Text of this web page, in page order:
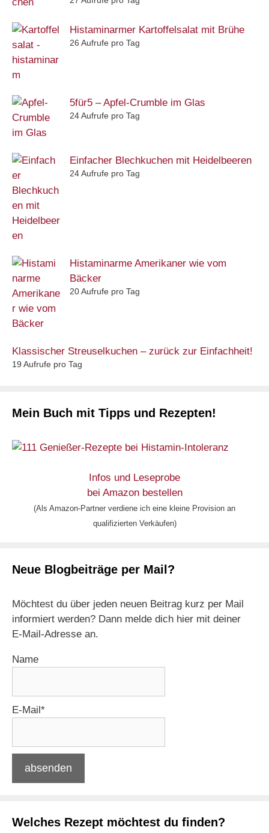
Histaminarmer Kartoffelsalat mit Brühe
26 Aufrufe pro Tag
5für5 – Apfel-Crumble im Glas
24 Aufrufe pro Tag
Einfacher Blechkuchen mit Heidelbeeren
24 Aufrufe pro Tag
Histaminarme Amerikaner wie vom
Bäcker
20 Aufrufe pro Tag
Klassischer Streuselkuchen – zurück zur Einfachheit!
19 Aufrufe pro Tag
Mein Buch mit Tipps und Rezepten!
Infos und Leseprobe
bei Amazon bestellen
(Als Amazon-Partner verdiene ich eine kleine Provision an
qualifizierten Verkäufen)
Neue Blogbeiträge per Mail?
Möchtest du über jeden neuen Beitrag kurz per Mail
informiert werden? Dann melde dich hier mit deiner
E-Mail-Adresse an.
Name
E-Mail*
Welches Rezept möchtest du finden?